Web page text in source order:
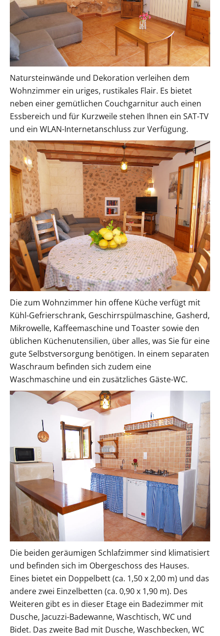
Natursteinwände und Dekoration verleihen dem
Wohnzimmer ein uriges, rustikales Flair. Es bietet
neben einer gemütlichen Couchgarnitur auch einen
Essbereich und für Kurzweile stehen Ihnen ein SAT-TV
und ein WLAN-Internetanschluss zur Verfügung.
Die zum Wohnzimmer hin offene Küche verfügt mit
Kühl-Gefrierschrank, Geschirrspülmaschine, Gasherd,
Mikrowelle, Kaffeemaschine und Toaster sowie den
üblichen Küchenutensilien, über alles, was Sie für eine
gute Selbstversorgung benötigen. In einem separaten
Waschraum befinden sich zudem eine
Waschmaschine und ein zusätzliches Gäste-WC.
Die beiden geräumigen Schlafzimmer sind klimatisiert
und befinden sich im Obergeschoss des Hauses.
Eines bietet ein Doppelbett (ca. 1,50 x 2,00 m) und das
andere zwei Einzelbetten (ca. 0,90 x 1,90 m). Des
Weiteren gibt es in dieser Etage ein Badezimmer mit
Dusche, Jacuzzi-Badewanne, Waschtisch, WC und
Bidet. Das zweite Bad mit Dusche, Waschbecken, WC